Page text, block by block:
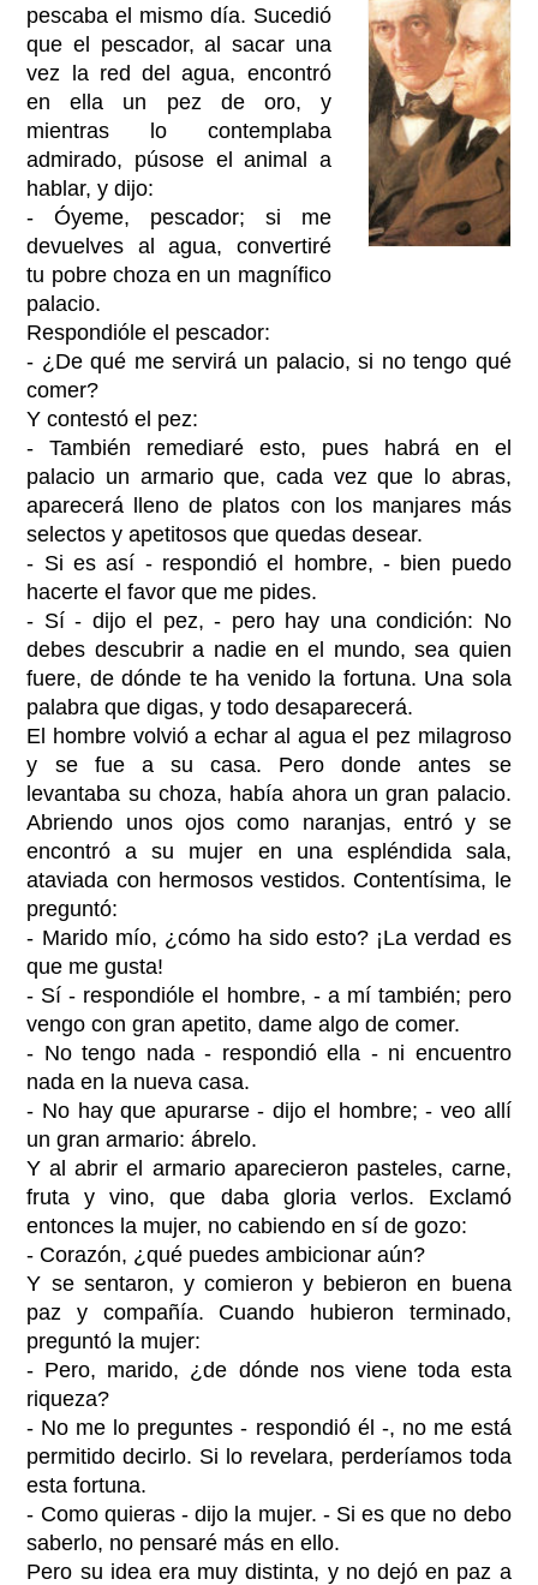
pescaba el mismo día. Sucedió
que el pescador, al sacar una
vez la red del agua, encontró
en ella un pez de oro, y
mientras lo contemplaba
admirado, púsose el animal a
hablar, y dijo:
- Óyeme, pescador; si me
devuelves al agua, convertiré
tu pobre choza en un magnífico
palacio.
Respondióle el pescador:
- ¿De qué me servirá un palacio, si no tengo qué
comer?
Y contestó el pez:
- También remediaré esto, pues habrá en el
palacio un armario que, cada vez que lo abras,
aparecerá lleno de platos con los manjares más
selectos y apetitosos que quedas desear.
- Si es así - respondió el hombre, - bien puedo
hacerte el favor que me pides.
- Sí - dijo el pez, - pero hay una condición: No
debes descubrir a nadie en el mundo, sea quien
fuere, de dónde te ha venido la fortuna. Una sola
palabra que digas, y todo desaparecerá.
El hombre volvió a echar al agua el pez milagroso
y se fue a su casa. Pero donde antes se
levantaba su choza, había ahora un gran palacio.
Abriendo unos ojos como naranjas, entró y se
encontró a su mujer en una espléndida sala,
ataviada con hermosos vestidos. Contentísima, le
preguntó:
- Marido mío, ¿cómo ha sido esto? ¡La verdad es
que me gusta!
- Sí - respondióle el hombre, - a mí también; pero
vengo con gran apetito, dame algo de comer.
- No tengo nada - respondió ella - ni encuentro
nada en la nueva casa.
- No hay que apurarse - dijo el hombre; - veo allí
un gran armario: ábrelo.
Y al abrir el armario aparecieron pasteles, carne,
fruta y vino, que daba gloria verlos. Exclamó
entonces la mujer, no cabiendo en sí de gozo:
- Corazón, ¿qué puedes ambicionar aún?
Y se sentaron, y comieron y bebieron en buena
paz y compañía. Cuando hubieron terminado,
preguntó la mujer:
- Pero, marido, ¿de dónde nos viene toda esta
riqueza?
- No me lo preguntes - respondió él -, no me está
permitido decirlo. Si lo revelara, perderíamos toda
esta fortuna.
- Como quieras - dijo la mujer. - Si es que no debo
saberlo, no pensaré más en ello.
Pero su idea era muy distinta, y no dejó en paz a